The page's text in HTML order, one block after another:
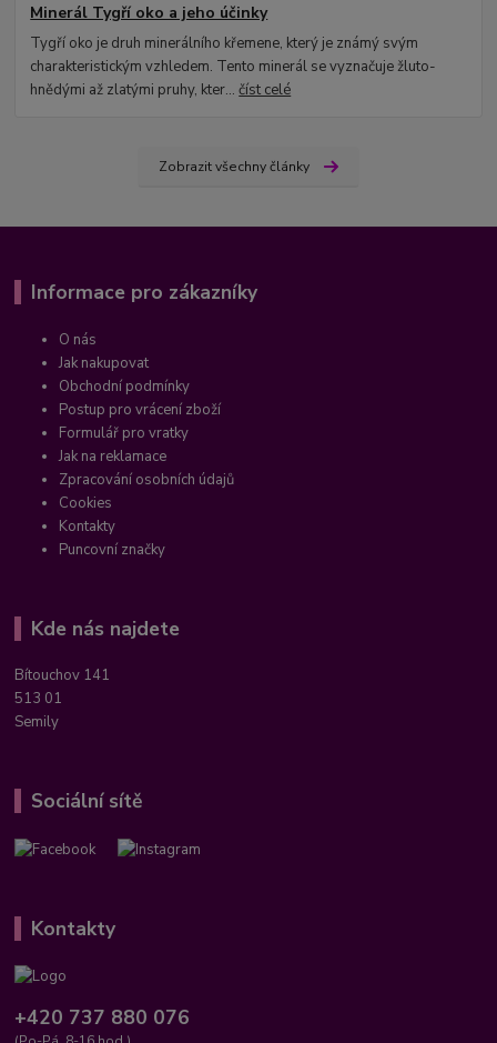
Minerál Tygří oko a jeho účinky
Tygří oko je druh minerálního křemene, který je známý svým
charakteristickým vzhledem. Tento minerál se vyznačuje žluto-
hnědými až zlatými pruhy, kter...číst celé
Zobrazit všechny články
Informace pro zákazníky
O nás
Jak nakupovat
Obchodní podmínky
Postup pro vrácení zboží
Formulář pro vratky
Jak na reklamace
Zpracování osobních údajů
Cookies
Kontakty
Puncovní značky
Kde nás najdete
Bítouchov 141
513 01
Semily
Sociální sítě
Kontakty
+420 737 880 076